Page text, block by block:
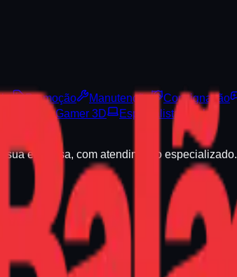
Promoção Manutenção Consignação
PC Gamer 3D
Especialista Apple
sua empresa, com atendimento especializado.